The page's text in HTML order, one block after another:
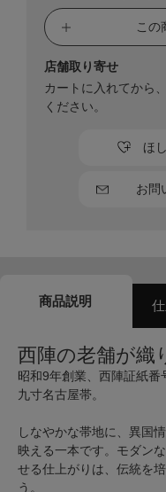
この
お問
ほ
店舗取り寄せ
カートに入れてから
ください。
商品説明
西陣の老舗が織
昭和9年創業、西陣証紙
九寸名古屋帯。
しなやかな帯地に、異国
映える一本です。モダン
せる仕上がりは、伝統を
う。